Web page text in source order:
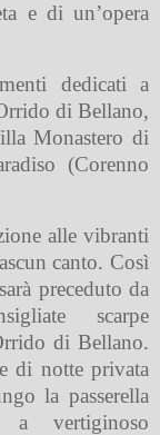
e di un’opera
dedicati a
di Bellano,
Monastero di
(Corenno
alle vibranti
canto. Così
preceduto da
scarpe
di Bellano.
di notte privata
la passerella
a vertiginoso